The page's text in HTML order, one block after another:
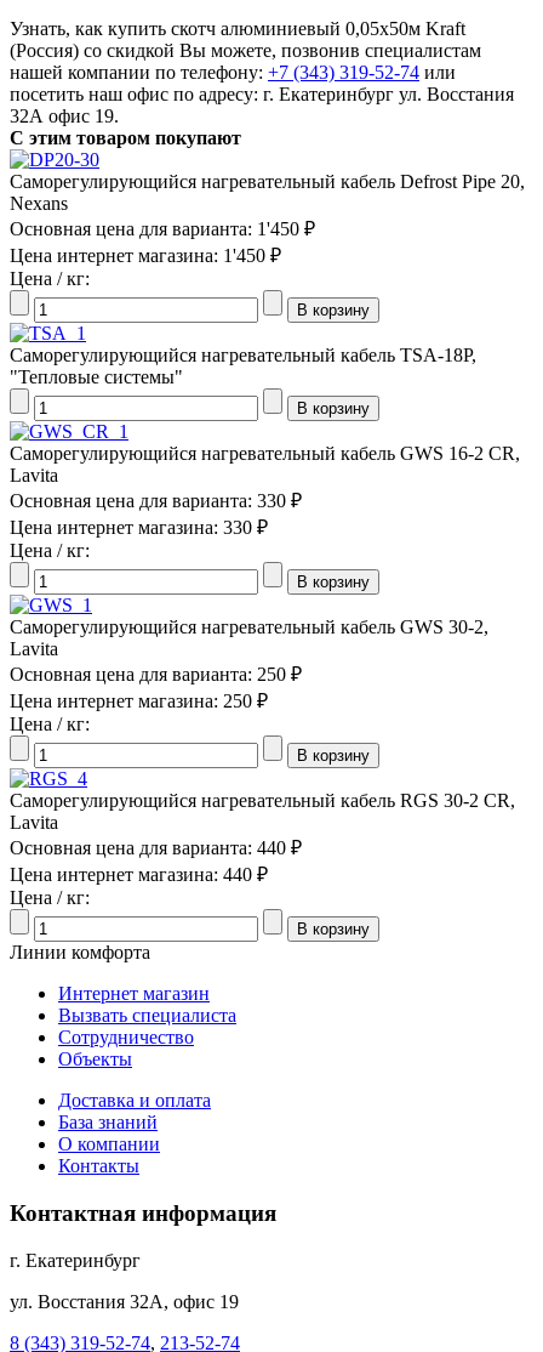
Узнать, как купить скотч алюминиевый 0,05х50м Kraft
(Россия) со скидкой Вы можете, позвонив специалистам
нашей компании по телефону: +7 (343) 319-52-74 или
посетить наш офис по адресу: г. Екатеринбург ул. Восстания
32А офис 19.
С этим товаром покупают
Саморегулирующийся нагревательный кабель Defrost Pipe 20,
Nexans
Основная цена для варианта: 1'450 ₽
Цена интернет магазина: 1'450 ₽
Цена / кг:
Саморегулирующийся нагревательный кабель TSA-18P,
"Тепловые системы"
Саморегулирующийся нагревательный кабель GWS 16-2 CR,
Lavita
Основная цена для варианта: 330 ₽
Цена интернет магазина: 330 ₽
Цена / кг:
Саморегулирующийся нагревательный кабель GWS 30-2,
Lavita
Основная цена для варианта: 250 ₽
Цена интернет магазина: 250 ₽
Цена / кг:
Саморегулирующийся нагревательный кабель RGS 30-2 CR,
Lavita
Основная цена для варианта: 440 ₽
Цена интернет магазина: 440 ₽
Цена / кг:
Линии комфорта
Интернет магазин
Вызвать специалиста
Сотрудничество
Объекты
Доставка и оплата
База знаний
О компании
Контакты
Контактная информация
г. Екатеринбург
ул. Восстания 32А, офис 19
8 (343) 319-52-74, 213-52-74